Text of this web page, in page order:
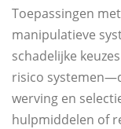
Toepassingen
manipulatieve
schadelijke
risico
werving en
hulpmiddelen of